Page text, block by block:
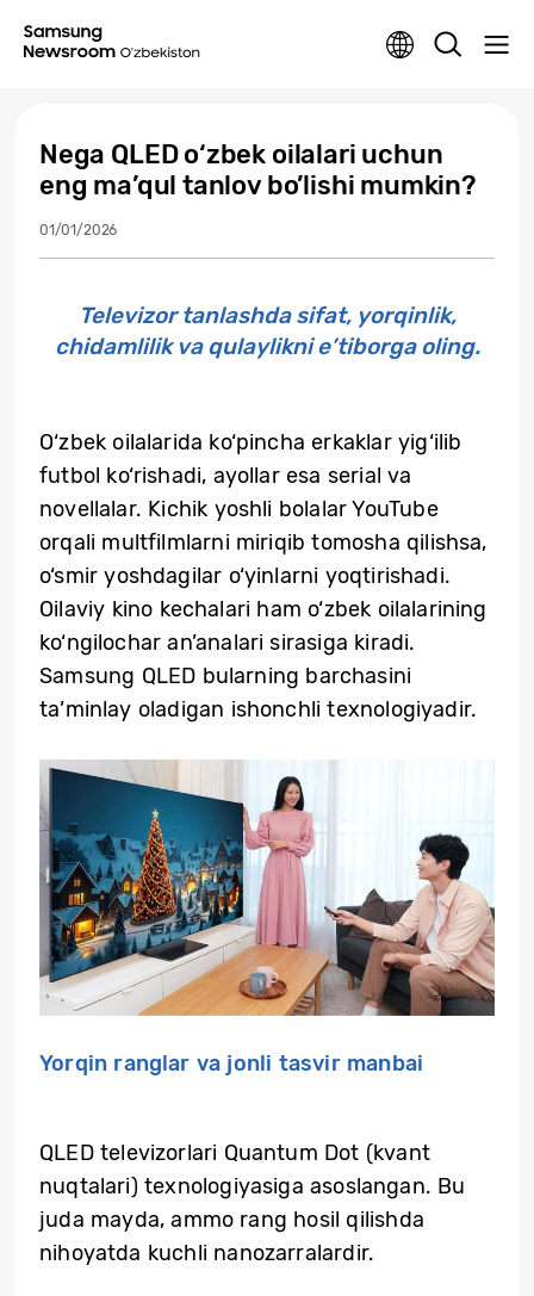
Nega QLED o‘zbek oilalari uchun
eng ma’qul tanlov bo’lishi mumkin?
01/01/2026
Televizor tanlashda sifat, yorqinlik,
chidamlilik va qulaylikni e’tiborga oling.
O‘zbek oilalarida ko‘pincha erkaklar yig‘ilib
futbol ko‘rishadi, ayollar esa serial va
novellalar. Kichik yoshli bolalar YouTube
orqali multfilmlarni miriqib tomosha qilishsa,
o‘smir yoshdagilar o‘yinlarni yoqtirishadi.
Oilaviy kino kechalari ham o‘zbek oilalarining
ko‘ngilochar an’analari sirasiga kiradi.
Samsung QLED bularning barchasini
ta’minlay oladigan ishonchli texnologiyadir.
Yorqin ranglar va jonli tasvir manbai
QLED televizorlari Quantum Dot (kvant
nuqtalari) texnologiyasiga asoslangan. Bu
juda mayda, ammo rang hosil qilishda
nihoyatda kuchli nanozarralardir.